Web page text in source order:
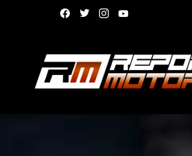
facebooktwitterinstagram